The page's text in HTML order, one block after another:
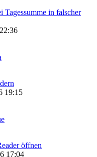
Tagessumme in falscher
19:15
öffnen
17:04